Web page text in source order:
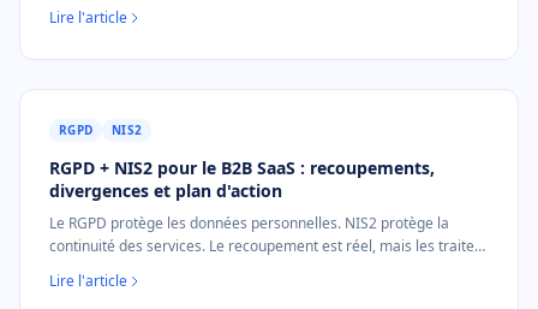
Lire l'article
RGPD NIS2
RGPD + NIS2 pour le B2B SaaS : recoupements,
divergences et plan d'action
Le RGPD protège les données personnelles. NIS2 protège la
continuité des services. Le recoupement est réel, mais les traiter
fréquentes en B2B SaaS en 2026.
Lire l'article